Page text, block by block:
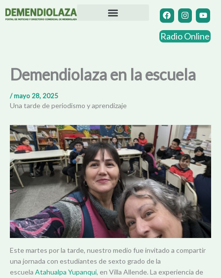
F
a
c
e
b
I
n
s
t
a
m
Y
o
u
t
u
Radio Online
Demendiolaza en la escuela
/mayo 28, 2025
Una tarde de periodismo y aprendizaje
Este martes por la tarde, nuestro medio fue invitado a compartir
una jornada con estudiantes de sexto grado de la
escuela Atahualpa Yupanqui, en Villa Allende. La experiencia de